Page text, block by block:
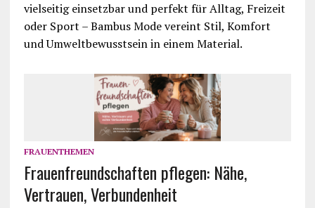
vielseitig einsetzbar und perfekt für Alltag, Freizeit
oder Sport – Bambus Mode vereint Stil, Komfort
und Umweltbewusstsein in einem Material.
FRAUENTHEMEN
Frauenfreundschaften pflegen: Nähe,
Vertrauen, Verbundenheit